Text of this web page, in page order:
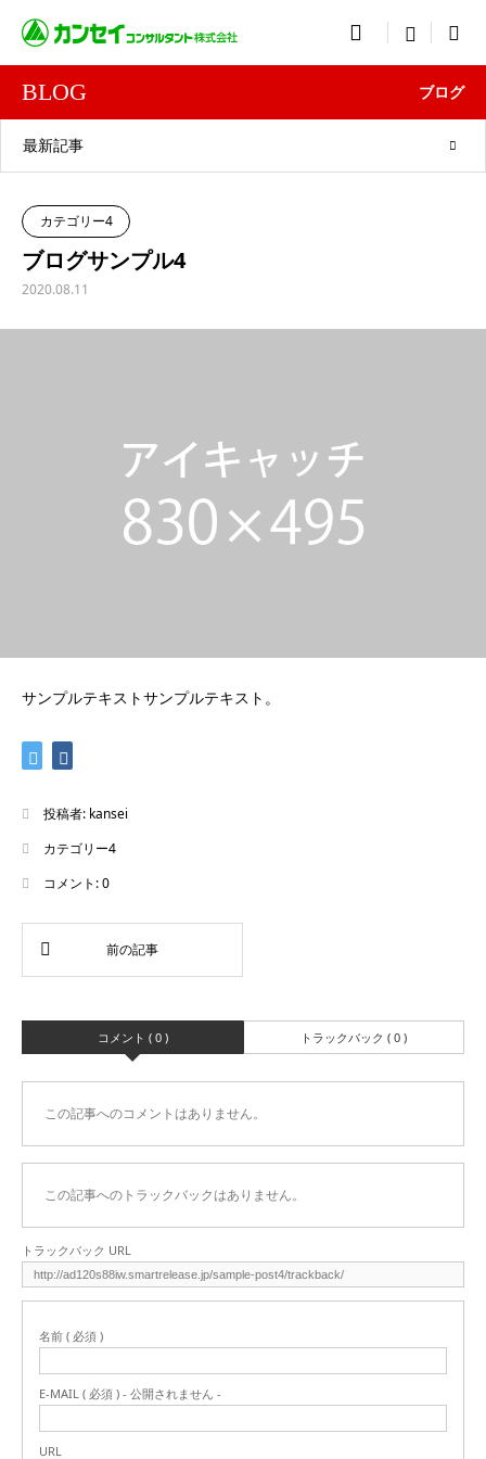
 menu
BLOG ブログ
最新記事
カテゴリー4
ブログサンプル4
2020.08.11
サンプルテキストサンプルテキスト。
投稿者: kansei
カテゴリー4
コメント:0
コメント ( 0 ) トラックバック ( 0 )
この記事へのコメントはありません。
この記事へのトラックバックはありません。
トラックバック URL
名前 ( 必須 )
E-MAIL ( 必須 ) - 公開されません -
URL